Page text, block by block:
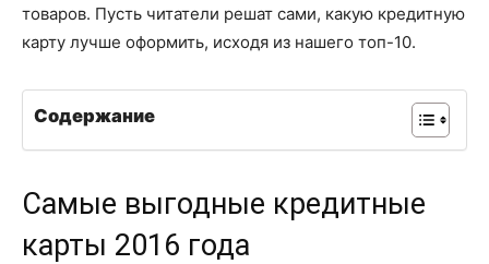
товаров. Пусть читатели решат сами, какую кредитную
карту лучше оформить, исходя из нашего топ-10.
Содержание
Самые выгодные кредитные
карты 2016 года